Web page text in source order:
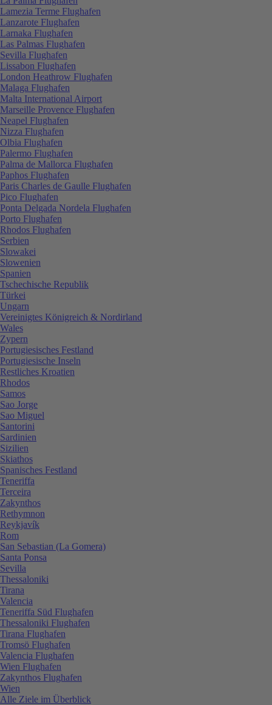
Lamezia Terme Flughafen
Lanzarote Flughafen
Larnaka Flughafen
Las Palmas Flughafen
Sevilla Flughafen
Lissabon Flughafen
London Heathrow Flughafen
Malaga Flughafen
Malta International Airport
Marseille Provence Flughafen
Neapel Flughafen
Nizza Flughafen
Olbia Flughafen
Palermo Flughafen
Palma de Mallorca Flughafen
Paphos Flughafen
Paris Charles de Gaulle Flughafen
Pico Flughafen
Ponta Delgada Nordela Flughafen
Porto Flughafen
Rhodos Flughafen
Serbien
Slowakei
Slowenien
Spanien
Tschechische Republik
Türkei
Ungarn
Vereinigtes Königreich & Nordirland
Wales
Zypern
Portugiesisches Festland
Portugiesische Inseln
Restliches Kroatien
Rhodos
Samos
Sao Jorge
Sao Miguel
Santorini
Sardinien
Sizilien
Skiathos
Spanisches Festland
Teneriffa
Terceira
Zakynthos
Rethymnon
Reykjavík
Rom
San Sebastian (La Gomera)
Santa Ponsa
Sevilla
Thessaloniki
Tirana
Valencia
Teneriffa Süd Flughafen
Thessaloniki Flughafen
Tirana Flughafen
Tromsö Flughafen
Valencia Flughafen
Wien Flughafen
Zakynthos Flughafen
Wien
Alle Ziele im Überblick